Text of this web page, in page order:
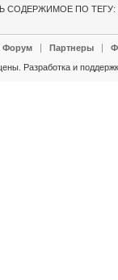
СОДЕРЖИМОЕ ПО
Партнеры
Разработка и